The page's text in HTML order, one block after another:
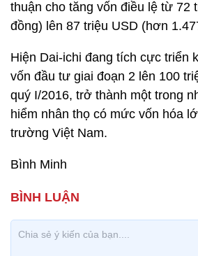
thuận cho tăng vốn điều lệ từ 72
đồng) lên 87 triệu USD (hơn
Hiện Dai-ichi đang tích cực triển
vốn đầu tư giai đoạn 2 lên 100
quý I/2016, trở thành một trong
hiểm nhân thọ có mức vốn hóa
trường Việt Nam.
Bình Minh